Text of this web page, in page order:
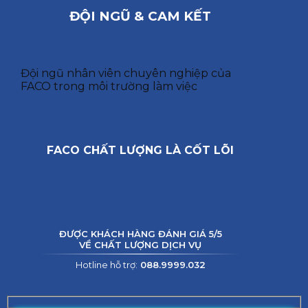
ĐỘI NGŨ & CAM KẾT
Đội ngũ nhân viên chuyên nghiệp của
FACO trong môi trường làm việc
FACO CHẤT LƯỢNG LÀ CỐT LÕI
ĐƯỢC KHÁCH HÀNG ĐÁNH GIÁ 5/5
VỀ CHẤT LƯỢNG DỊCH VỤ
Hotline hỗ trợ: 088.9999.032